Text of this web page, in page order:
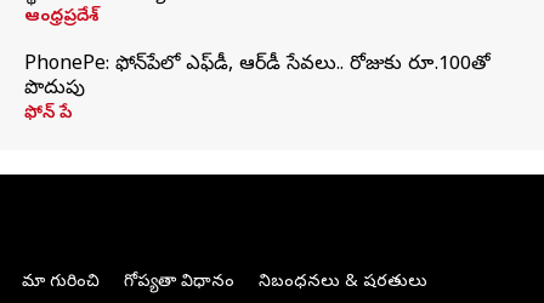
ఆంధ్రప్రదేశ్
PhonePe: ఫోన్‌పేలో ఎఫ్‌డీ, ఆర్‌డీ సేవలు.. రోజుకు రూ.100తో
పొదుపు
ఫోన్‌ పే
మా గురించి గోప్యతా విధానం నిబంధనలు & షరతులు